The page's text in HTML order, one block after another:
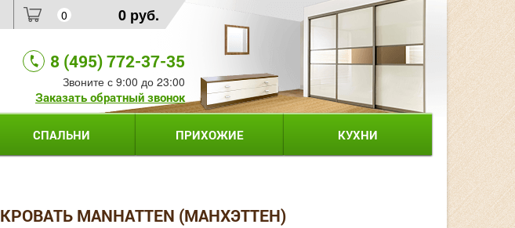
0 0 руб.
8 (495) 772-37-35
Звоните с 9:00 до 23:00
Заказать обратный звонок
СПАЛЬНИ ПРИХОЖИЕ КУХНИ
КРОВАТЬ MANHATTEN (МАНХЭТТЕН)